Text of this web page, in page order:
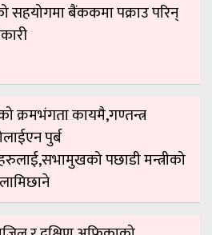
सहयोगमा बैंककमा पक्राउ परिन्
क्रमभंगता कायमै,गण्तन्त्र
पुर्ब
पछाडी मन्त्रीको